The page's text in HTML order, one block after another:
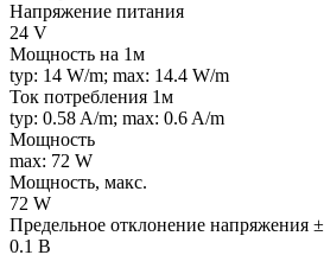
Напряжение питания
24 V
Мощность на 1м
typ: 14 W/m; max: 14.4 W/m
Ток потребления 1м
typ: 0.58 A/m; max: 0.6 A/m
Мощность
max: 72 W
Мощность, макс.
72 W
Предельное отклонение напряжения ±
0.1 В